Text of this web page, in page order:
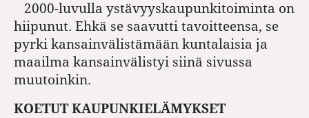
2000-luvulla ystävyyskaupunkitoiminta on
hiipunut. Ehkä se saavutti tavoitteensa, se
pyrki kansainvälistämään kuntalaisia ja
maailma kansainvälistyi siinä sivussa
muutoinkin.
KOETUT KAUPUNKIELÄMYKSET